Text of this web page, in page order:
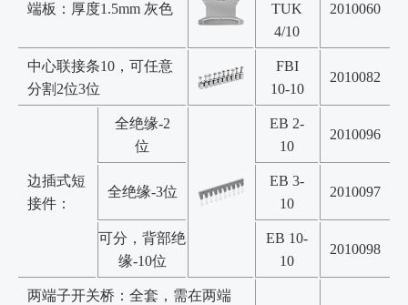
端板：厚度1.5mm 灰色
TUK
4/10
2010060
中心联接条10，可任意
分割2位3位
FBI
10-10
2010082
边插式短
接件：
全绝缘-2
位
EB 2-
10
2010096
全绝缘-3位
EB 3-
10
2010097
可分，背部绝
缘-10位
EB 10-
10
2010098
两端子开关桥：全套，需在两端